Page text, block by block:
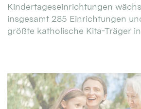
Kindertageseinrichtungen
insgesamt 285 Einrichtungen
größte katholische Kita-Träger in